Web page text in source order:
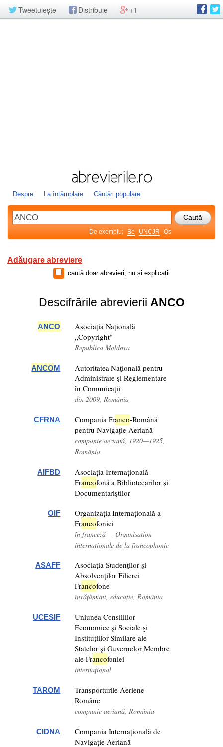
Tweetuiește Distribuie +1
Despre La întâmplare Căutări populare
De exemplu: Be UNCJR Os
Adăugare abreviere
caută doar abrevieri, nu și explicații
Descifrările abrevierii ANCO
ANCO
Asociația Națională
„Copyright”
Republica Moldova
ANCOM
Autoritatea Naţională pentru
Administrare şi Reglementare
în Comunicaţii
din 2009, România
CFRNA Compania Franco-Română
pentru Navigație Aeriană
companie aeriană, 1920—1925,
România
AIFBD
Asociația Internațională
Francofonă a Bibliotecarilor și
Documentariștilor
OIF
Organizația Internațională a
Francofoniei
în franceză — Organisation
internationale de la francophonie
ASAFF
Asociaţia Studenţilor şi
Absolvenţilor Filierei
Francofone
învățământ, educație, România
UCESIF
Uniunea Consiliilor
Economice şi Sociale şi
Instituţiilor Similare ale
Statelor şi Guvernelor Membre
ale Francofoniei
internațional
TAROM
Transporturile Aeriene
Române
companie aeriană, România
CIDNA
Compania Internațională de
Navigație Aeriană